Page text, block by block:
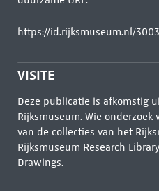
https://id.rijksmuseum.nl/
VISITE
Deze publicatie is afkomstig
Rijksmuseum. Wie
van de collecties van het
Rijksmuseum Research Library
Drawings.